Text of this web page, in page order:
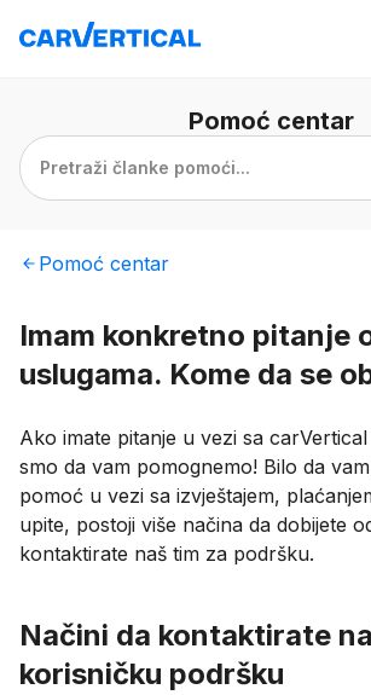
Pomoć centar
Pretraži članke pomoći...
Pomoć centar
Imam konkretno pitanje
uslugama. Kome da se
Ako imate pitanje u vezi sa
smo da vam pomognemo! Bilo da
pomoć u vezi sa izvještajem,
upite, postoji više načina da dobijete
kontaktirate naš tim za podršku.
Načini da kontaktirate
korisničku podršku